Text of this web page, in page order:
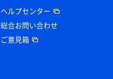
ヘルプセンター
総合お問い合わせ
ご意見箱